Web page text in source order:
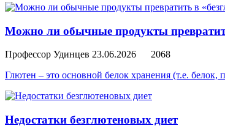
Можно ли обычные продукты
Профессор Удинцев 23.06.2026
2068
Глютен – это основной белок хранения (т.е.
Недостатки безглютеновых диет